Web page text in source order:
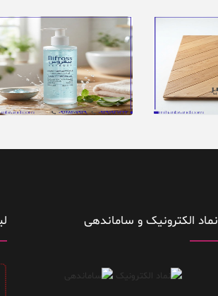
نماد الکترونیک و ساماندهی